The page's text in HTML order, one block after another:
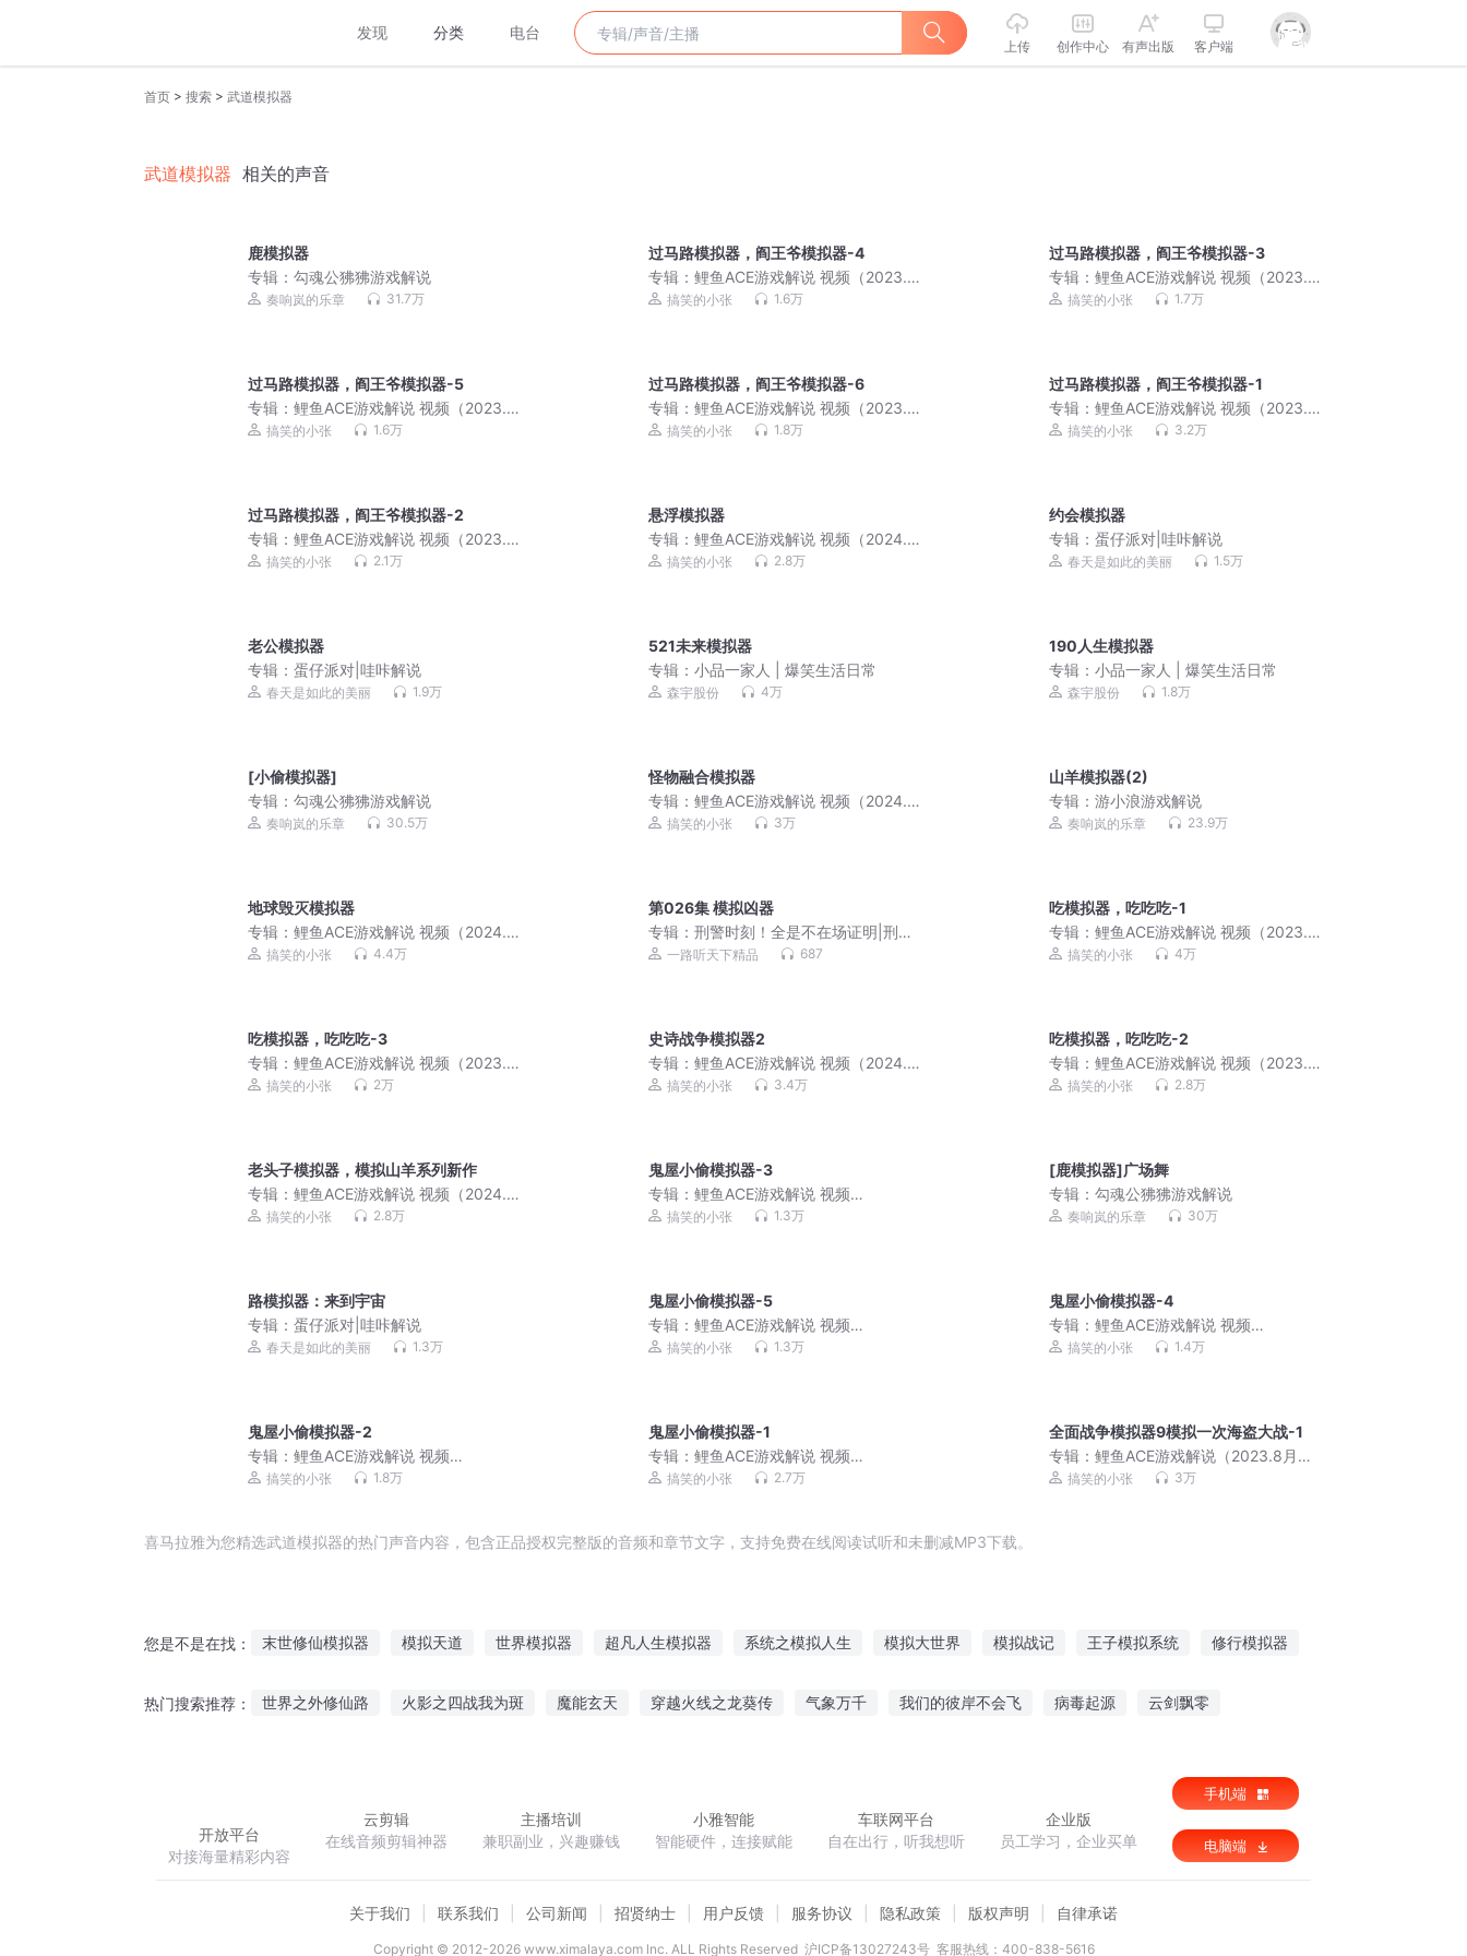
发现 分类 电台
上传 创作中心 有声出版 客户端
首页 > 搜索 > 武道模拟器
武道模拟器 相关的声音
鹿模拟器
专辑： 勾魂公狒狒游戏解说
奏响岚的乐章 31.7万
过马路模拟器，阎王爷模拟器-4
专辑：鲤鱼ACE游戏解说 视频（2023.11
月更新）
搞笑的小张 1.6万
过马路模拟器，阎王爷模拟器-3
专辑：鲤鱼ACE游戏解说 视频（2023.11
月更新）
搞笑的小张 1.7万
过马路模拟器，阎王爷模拟器-5
专辑： 鲤鱼ACE游戏解说 视频（2023.11
月更新）
搞笑的小张 1.6万
过马路模拟器，阎王爷模拟器-6
专辑：鲤鱼ACE游戏解说 视频（2023.11
月更新）
搞笑的小张 1.8万
过马路模拟器，阎王爷模拟器-1
专辑：鲤鱼ACE游戏解说 视频（2023.11
月更新）
搞笑的小张 3.2万
过马路模拟器，阎王爷模拟器-2
专辑： 鲤鱼ACE游戏解说 视频（2023.11
月更新）
搞笑的小张 2.1万
悬浮模拟器
专辑：鲤鱼ACE游戏解说 视频（2024.3
月更新）
搞笑的小张 2.8万
约会模拟器
专辑：蛋仔派对|哇咔解说
春天是如此的美丽 1.5万
老公模拟器
专辑： 蛋仔派对|哇咔解说
春天是如此的美丽 1.9万
521未来模拟器
专辑：小品一家人 | 爆笑生活日常
森宇股份 4万
190人生模拟器
专辑：小品一家人 | 爆笑生活日常
森宇股份 1.8万
[小偷模拟器]
专辑： 勾魂公狒狒游戏解说
奏响岚的乐章 30.5万
怪物融合模拟器
专辑：鲤鱼ACE游戏解说 视频（2024.7
月更新）
搞笑的小张 3万
山羊模拟器(2)
专辑：游小浪游戏解说
奏响岚的乐章 23.9万
地球毁灭模拟器
专辑： 鲤鱼ACE游戏解说 视频（2024.2
月更新）
搞笑的小张 4.4万
第026集 模拟凶器
专辑：刑警时刻！全是不在场证明|刑侦
推理|大案纪实|惊悚
一路听天下精品 687
吃模拟器，吃吃吃-1
专辑：鲤鱼ACE游戏解说 视频（2023.9
月更新）
搞笑的小张 4万
吃模拟器，吃吃吃-3
专辑： 鲤鱼ACE游戏解说 视频（2023.9
月更新）
搞笑的小张 2万
史诗战争模拟器2
专辑：鲤鱼ACE游戏解说 视频（2024.3
月更新）
搞笑的小张 3.4万
吃模拟器，吃吃吃-2
专辑：鲤鱼ACE游戏解说 视频（2023.9
月更新）
搞笑的小张 2.8万
老头子模拟器，模拟山羊系列新作
专辑： 鲤鱼ACE游戏解说 视频（2024.7
月更新）
搞笑的小张 2.8万
鬼屋小偷模拟器-3
专辑：鲤鱼ACE游戏解说 视频
（2023.10月更新）
搞笑的小张 1.3万
[鹿模拟器]广场舞
专辑：勾魂公狒狒游戏解说
奏响岚的乐章 30万
路模拟器：来到宇宙
专辑： 蛋仔派对|哇咔解说
春天是如此的美丽 1.3万
鬼屋小偷模拟器-5
专辑：鲤鱼ACE游戏解说 视频
（2023.10月更新）
搞笑的小张 1.3万
鬼屋小偷模拟器-4
专辑：鲤鱼ACE游戏解说 视频
（2023.10月更新）
搞笑的小张 1.4万
鬼屋小偷模拟器-2
专辑： 鲤鱼ACE游戏解说 视频
（2023.10月更新）
搞笑的小张 1.8万
鬼屋小偷模拟器-1
专辑：鲤鱼ACE游戏解说 视频
（2023.10月更新）
搞笑的小张 2.7万
全面战争模拟器9模拟一次海盗大战-1
专辑：鲤鱼ACE游戏解说（2023.8月更
新）搞笑的小张 3万
喜马拉雅为您精选武道模拟器的热门声音内容，包含正品授权完整版的音频和章节文字，支持免费在线阅读试听和未删减MP3下载。
您是不是在找： 末世修仙模拟器 模拟天道 世界模拟器 超凡人生模拟器 系统之模拟人生 模拟大世界 模拟战记 王子模拟系统 修行模拟器
热门搜索推荐： 世界之外修仙路 火影之四战我为斑 魔能玄天 穿越火线之龙葵传 气象万千 我们的彼岸不会飞 病毒起源 云剑飘零
开放平台
对接海量精彩内容
云剪辑
在线音频剪辑神器
主播培训
兼职副业，兴趣赚钱
小雅智能
智能硬件，连接赋能
车联网平台
自在出行，听我想听
企业版
员工学习，企业买单
手机端
电脑端
关于我们 联系我们 公司新闻 招贤纳士 用户反馈 服务协议 隐私政策 版权声明 自律承诺
Copyright © 2012-2026www.ximalaya.com lnc. ALL Rights Reserved 沪ICP备13027243号 客服热线：400-838-5616